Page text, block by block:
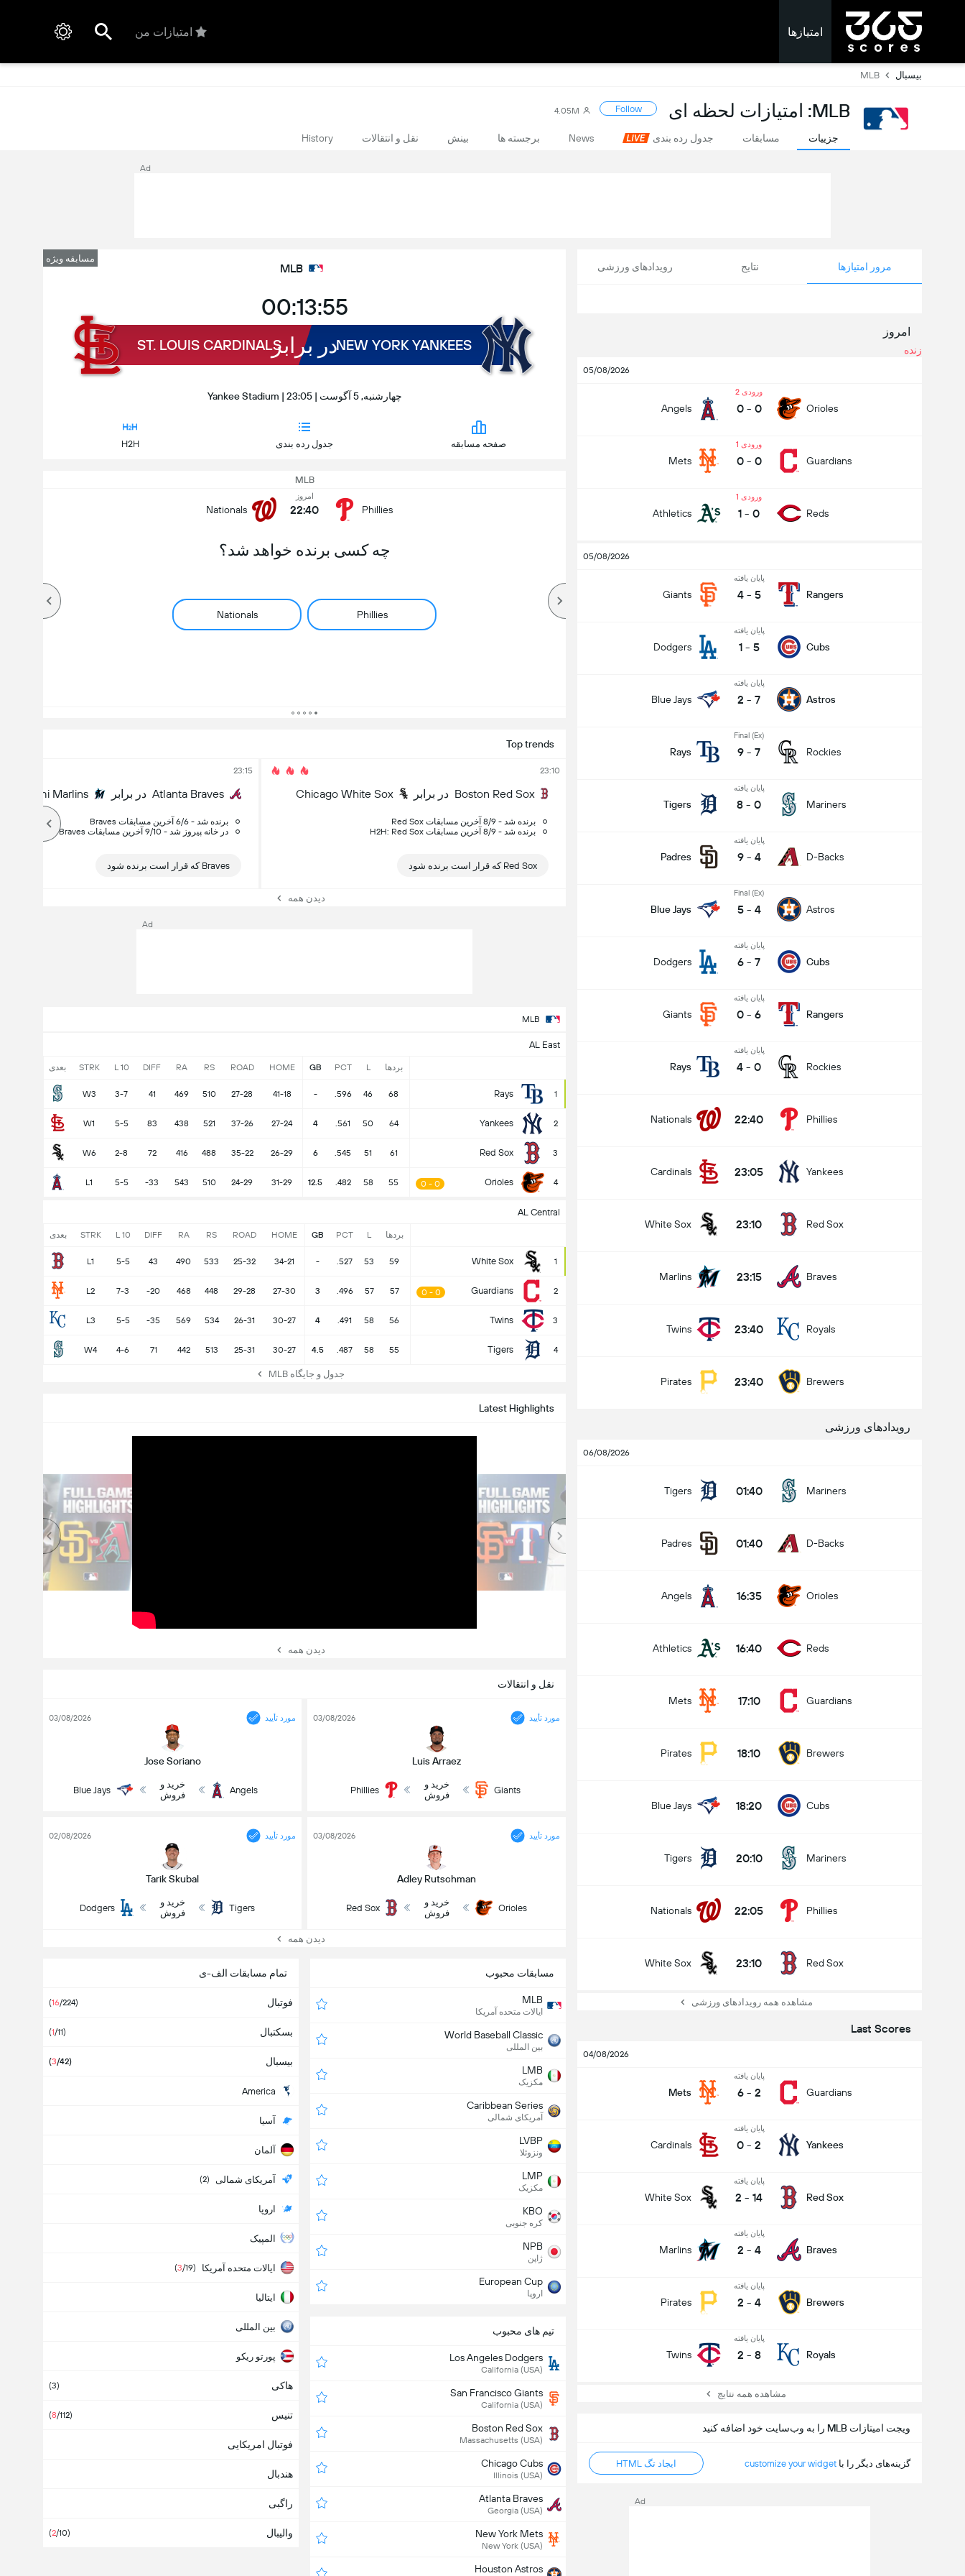
امتیازها امتیازات من
بیسبال MLB
MLB: امتیازات لحظه ای Follow
4.05M
جزییات مسابقات جدول رده بندی News برجسته ها بینش نقل و انتقالات History
Ad
مرور امتیازها نتایج رویدادهای ورزشی
امروز
زنده
05/08/2026
Orioles
ورودی 2
0
-
0
Angels
Guardians
ورودی 1
0
-
0
Mets
Reds
ورودی 1
0
-
1
Athletics
05/08/2026
Rangers
پایان یافته
5
-
4
Giants
Cubs
پایان یافته
5
-
1
Dodgers
Astros
پایان یافته
7
-
2
Blue Jays
Rockies
Final (Ex)
7
-
9
Rays
Mariners
پایان یافته
0
-
8
Tigers
D-Backs
پایان یافته
4
-
9
Padres
Astros
Final (Ex)
4
-
5
Blue Jays
Cubs
پایان یافته
7
-
6
Dodgers
Rangers
پایان یافته
6
-
0
Giants
Rockies
پایان یافته
0
-
4
Rays
Phillies
22:40
Nationals
Yankees
23:05
Cardinals
Red Sox
23:10
White Sox
Braves
23:15
Marlins
Royals
23:40
Twins
Brewers
23:40
Pirates
رویدادهای ورزشی
06/08/2026
Mariners
01:40
Tigers
D-Backs
01:40
Padres
Orioles
16:35
Angels
Reds
16:40
Athletics
Guardians
17:10
Mets
Brewers
18:10
Pirates
Cubs
18:20
Blue Jays
Mariners
20:10
Tigers
Phillies
22:05
Nationals
Red Sox
23:10
White Sox
مشاهده همه رویدادهای ورزشی
Last Scores
04/08/2026
Guardians
پایان یافته
2
-
6
Mets
Yankees
پایان یافته
2
-
0
Cardinals
Red Sox
پایان یافته
14
-
2
White Sox
Braves
پایان یافته
4
-
2
Marlins
Brewers
پایان یافته
4
-
2
Pirates
Royals
پایان یافته
8
-
2
Twins
مشاهده همه نتایج
ویجت امیتازات MLB را به وب‌سایت خود اضافه کنید
گزینه‌های دیگر را با customize your widget ایجاد تگ HTML
Ad
مسابقه ویژه
MLB
00:13:54
NEW YORK YANKEESدر برابرST. LOUIS CARDINALS
چهارشنبه, 5 آگوست | 23:05 | Yankee Stadium
صفحه مسابقه جدول رده بندی H2H
Top trends
23:10
Boston Red Sox در برابر Chicago White Sox
Red Sox برنده شد - 8/9 آخرین مسابقات
H2H: Red Sox برنده شد - 8/9 آخرین مسابقات
Red Sox که قرار است برنده شود
23:15
Atlanta Braves در برابر Miami Marlins
Braves برنده شد - 6/6 آخرین مسابقات
Braves در خانه پیروز شد - 9/10 آخرین مسابقات
Braves که قرار است برنده شود
دیدن همه
Ad
نقل و انتقالات
مورد تأیید
Luis Arraez
03/08/2026
Giants
خرید و
فروش
Phillies
مورد تأیید
Jose Soriano
03/08/2026
Angels
خرید و
فروش
Blue Jays
مورد تأیید
Adley Rutschman
03/08/2026
Orioles
خرید و
فروش
Red Sox
مورد تأیید
Tarik Skubal
02/08/2026
Tigers
خرید و
فروش
Dodgers
دیدن همه
Latest Highlights
دیدن همه
MLB
Phillies
امروز
22:40
Nationals
چه کسی برنده خواهد شد؟
Phillies
Nationals
23:40
Twins
MLB
AL East
بردها L
PCT
GB
HOME
ROAD
RS
RA
DIFF
L 10
STRK بعدی
1
Rays
68
46
.596
-
41-18
27-28
510
469
41
3-7
W3
2
Yankees
64
50
.561
4
27-24
37-26
521
438
83
5-5
W1
3
Red Sox
61
51
.545
6
26-29
35-22
488
416
72
2-8
W6
4
Orioles
0 - 0
55
58
.482
12.5
31-29
24-29
510
543
-33
5-5
L1
AL Central
بردها L
PCT
GB
HOME
ROAD
RS
RA
DIFF
L 10
STRK بعدی
1
White Sox
59
53
.527
-
34-21
25-32
533
490
43
5-5
L1
2
Guardians
0 - 0
57
57
.496
3
27-30
29-28
448
468
-20
7-3
L2
3
Twins
56
58
.491
4
30-27
26-31
534
569
-35
5-5
L3
4
Tigers
55
58
.487
4.5
30-27
25-31
513
442
71
4-6
W4
جدول و جایگاه MLB
مسابقات محبوب
MLB
ایالات متحده آمریکا
World Baseball Classic
بین المللی
LMB
مکزیک
Caribbean Series
آمریکای شمالی
LVBP
ونزوئلا
LMP
مکزیک
KBO
کره جنوبی
NPB
ژاپن
European Cup
اروپا
تمام مسابقات الف-ی
فوتبال (16/224)
بسکتبال (1/11)
بیسبال (3/42)
America
آسیا
آلمان
آمریکای شمالی (2)
اروپا
المپیک
ایالات متحده آمریکا (3/19)
ایتالیا
بین المللی
پورتو ریکو
جمهوری چکهاکی (3)
تنیس (8/112)
فوتبال امریکایی
هندبال
راگبی
والیبال (2/10)
تیم های محبوب
Los Angeles Dodgers
California (USA)
San Francisco Giants
California (USA)
Boston Red Sox
Massachusetts (USA)
Chicago Cubs
Illinois (USA)
Atlanta Braves
Georgia (USA)
New York Mets
New York (USA)
Houston Astros